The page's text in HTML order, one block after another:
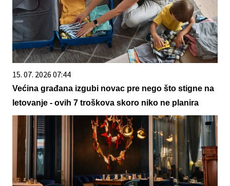
15. 07. 2026 07:44
Većina građana izgubi novac pre nego što stigne na
letovanje - ovih 7 troškova skoro niko ne planira